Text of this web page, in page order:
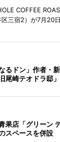
COFFEE
三宿2）が7月20
なるドン」作者
尾崎テオドラ邸
果店「グリーン
スペースを併設